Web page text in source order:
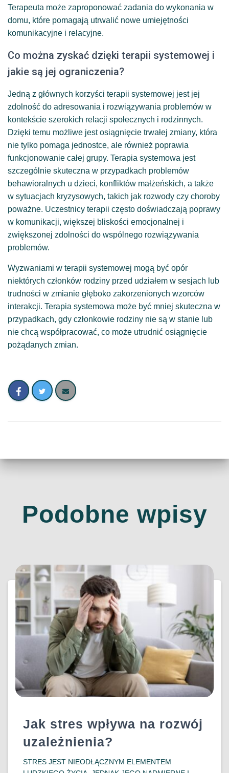
Terapeuta może zaproponować zadania do wykonania w
domu, które pomagają utrwalić nowe umiejętności
komunikacyjne i relacyjne.
Co można zyskać dzięki terapii systemowej i
jakie są jej ograniczenia?
Jedną z głównych korzyści terapii systemowej jest jej
zdolność do adresowania i rozwiązywania problemów w
kontekście szerokich relacji społecznych i rodzinnych.
Dzięki temu możliwe jest osiągnięcie trwałej zmiany, która
nie tylko pomaga jednostce, ale również poprawia
funkcjonowanie całej grupy. Terapia systemowa jest
szczególnie skuteczna w przypadkach problemów
behawioralnych u dzieci, konfliktów małżeńskich, a także
w sytuacjach kryzysowych, takich jak rozwody czy choroby
poważne. Uczestnicy terapii często doświadczają poprawy
w komunikacji, większej bliskości emocjonalnej i
zwiększonej zdolności do wspólnego rozwiązywania
problemów.
Wyzwaniami w terapii systemowej mogą być opór
niektórych członków rodziny przed udziałem w sesjach lub
trudności w zmianie głęboko zakorzenionych wzorców
interakcji. Terapia systemowa może być mniej skuteczna w
przypadkach, gdy członkowie rodziny nie są w stanie lub
nie chcą współpracować, co może utrudnić osiągnięcie
pożądanych zmian.
Podobne wpisy
Jak stres wpływa na rozwój
uzależnienia?
​STRES JEST NIEODŁĄCZNYM ELEMENTEM